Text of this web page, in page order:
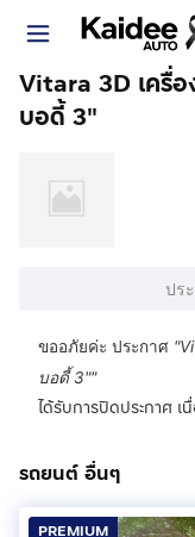
Vitara 3D เครื่
บอดี้ 3"
ปร
ขออภัยค่ะ ประกาศ "
บอดี้ 3""
ได้รับการปิดประกาศ เ
รถยนต์ อื่นๆ
PREMIUM